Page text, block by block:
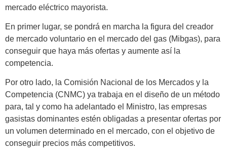
mercado eléctrico mayorista.
En primer lugar, se pondrá en marcha la figura del creador
de mercado voluntario en el mercado del gas (Mibgas), para
conseguir que haya más ofertas y aumente así la
competencia.
Por otro lado, la Comisión Nacional de los Mercados y la
Competencia (CNMC) ya trabaja en el diseño de un método
para, tal y como ha adelantado el Ministro, las empresas
gasistas dominantes estén obligadas a presentar ofertas por
un volumen determinado en el mercado, con el objetivo de
conseguir precios más competitivos.